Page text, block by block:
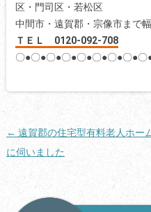
区・門司区・若松区
中間市・遠賀郡・宗像市まで
ＴＥＬ 0120-092-708
〇●〇●〇●〇●〇●〇●〇●〇●
投
稿
← 遠賀郡の住宅型有料老人ホー
に伺いました